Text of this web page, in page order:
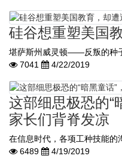
硅谷想重塑美国
堪萨斯州威灵顿——反叛的种
7041
4/22/2019
这部细思极恐的“
家长们背脊发凉
在信息时代，各项工种技能的
6489
4/19/2019